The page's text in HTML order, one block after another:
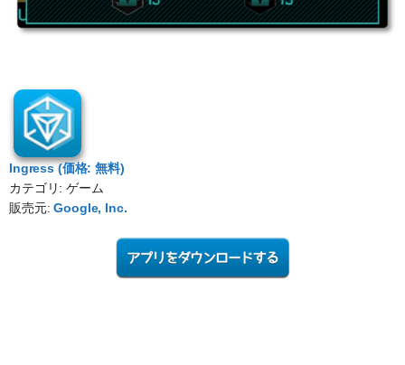
Ingress (価格: 無料)
カテゴリ: ゲーム
販売元:Google, Inc.